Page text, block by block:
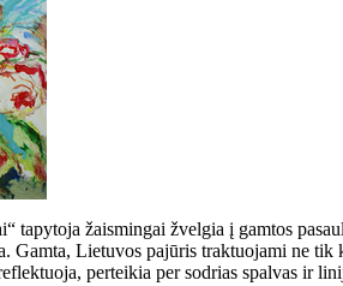
tapytoja žaismingai žvelgia į gamtos
Gamta, Lietuvos pajūris traktuojami ne
perteikia per sodrias spalvas ir